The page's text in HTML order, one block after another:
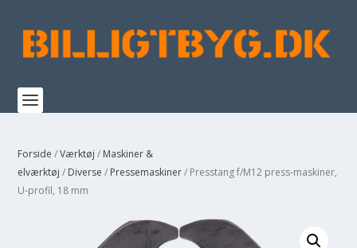
Forside /Værktøj / Maskiner &
elværktøj / Diverse / Pressemaskiner/ Presstang f/M12 press-maskiner,
U-profil, 18 mm